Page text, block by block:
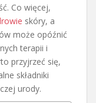
Co więcej,
skóry, a
może opóźnić
terapii i
przyjrzeć się,
składniki
urody.